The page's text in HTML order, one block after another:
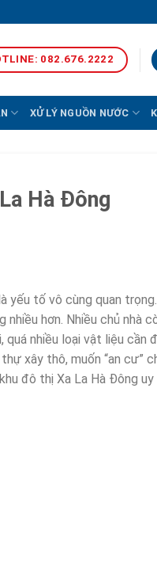
082.676.2222
XỬ LÝ NGUỒN NƯỚC
Hà Đông
yếu tố vô cùng quan
hơn. Nhiều chủ nhà
quá nhiều loại vật liệu cần
xây thô, muốn “an cư”
đô thị Xa La Hà Đông uy